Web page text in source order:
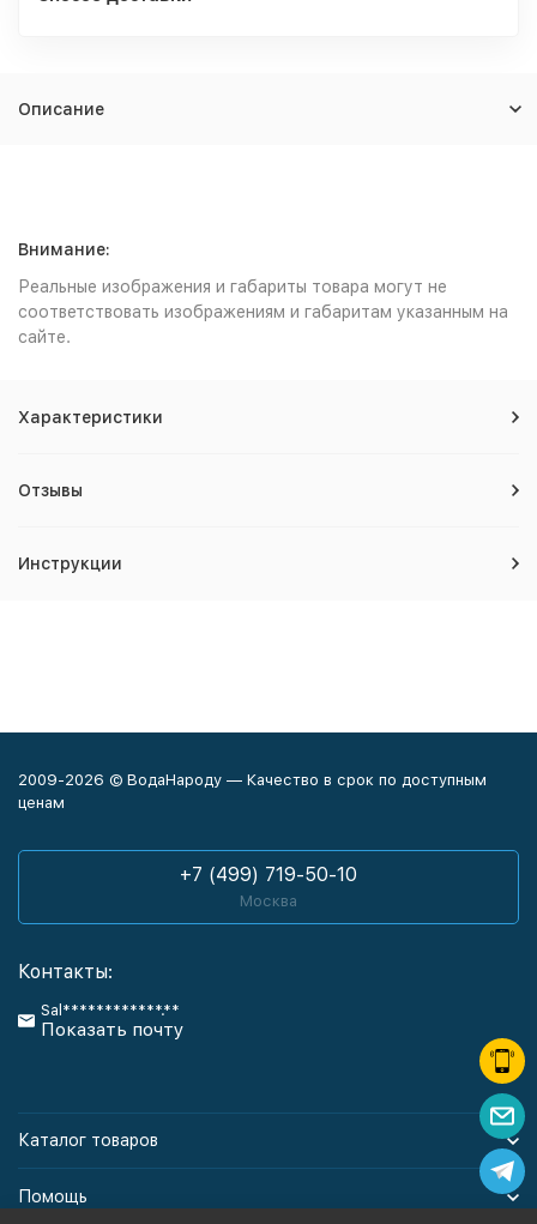
Описание
Внимание:
Реальные изображения и габариты товара могут не
соответствовать изображениям и габаритам указанным на
сайте.
Характеристики
Отзывы
Инструкции
2009-2026 © ВодаНароду — Качество в срок по доступным
ценам
+7 (499) 719-50-10
Москва
Контакты:
Sal************.**
Показать почту
Каталог товаров
Помощь